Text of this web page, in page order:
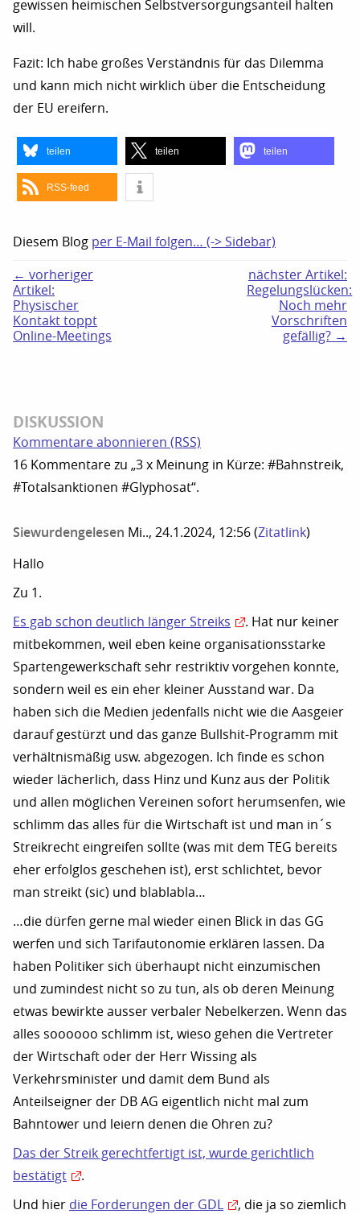
gewissen heimischen Selbstversorgungsanteil halten
will.
Fazit: Ich habe großes Verständnis für das Dilemma
und kann mich nicht wirklich über die Entscheidung
der EU ereifern.
teilen teilen teilen
RSS-feed
Diesem Blog per E-Mail folgen… (-> Sidebar)
← vorheriger
Artikel:
Physischer
Kontakt toppt
Online-Meetings
nächster Artikel:
Regelungslücken:
Noch mehr
Vorschriften
gefällig? →
DISKUSSION
Kommentare abonnieren (RSS)
16 Kommentare zu „3 x Meinung in Kürze: #Bahnstreik,
#Totalsanktionen #Glyphosat“.
Siewurdengelesen Mi.., 24.1.2024, 12:56 (Zitatlink)
Hallo
Zu 1.
Es gab schon deutlich länger Streiks
. Hat nur keiner
mitbekommen, weil eben keine organisationsstarke
Spartengewerkschaft sehr restriktiv vorgehen konnte,
sondern weil es ein eher kleiner Ausstand war. Da
haben sich die Medien jedenfalls nicht wie die Aasgeier
darauf gestürzt und das ganze Bullshit-Programm mit
verhältnismäßig usw. abgezogen. Ich finde es schon
wieder lächerlich, dass Hinz und Kunz aus der Politik
und allen möglichen Vereinen sofort herumsenfen, wie
schlimm das alles für die Wirtschaft ist und man in´s
Streikrecht eingreifen sollte (was mit dem TEG bereits
eher erfolglos geschehen ist), erst schlichtet, bevor
man streikt (sic) und blablabla…
…die dürfen gerne mal wieder einen Blick in das GG
werfen und sich Tarifautonomie erklären lassen. Da
haben Politiker sich überhaupt nicht einzumischen
und zumindest nicht so zu tun, als ob deren Meinung
etwas bewirkte ausser verbaler Nebelkerzen. Wenn das
alles soooooo schlimm ist, wieso gehen die Vertreter
der Wirtschaft oder der Herr Wissing als
Verkehrsminister und damit dem Bund als
Anteilseigner der DB AG eigentlich nicht mal zum
Bahntower und leiern denen die Ohren zu?
Das der Streik gerechtfertigt ist, wurde gerichtlich
bestätigt
.
Und hier die Forderungen der GDL , die ja so ziemlich